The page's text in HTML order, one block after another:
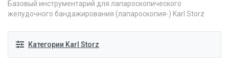
Базовый инструментарий для лапароскопического
желудочного бандажирования (лапароскопия-) Karl Storz
Категории Karl Storz